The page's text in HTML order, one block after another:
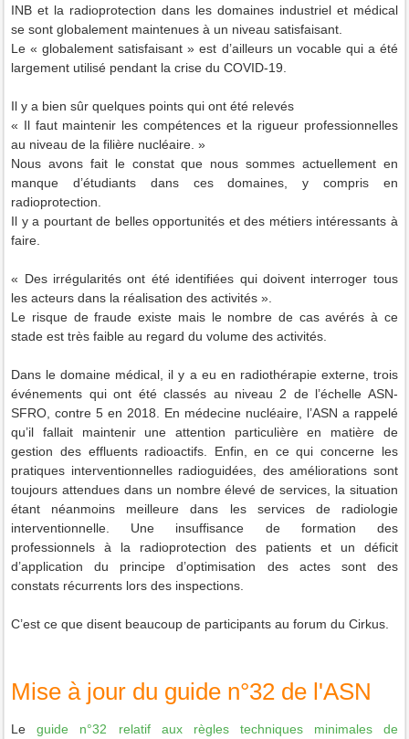
INB et la radioprotection dans les domaines industriel et médical
se sont globalement maintenues à un niveau satisfaisant.
Le « globalement satisfaisant » est d’ailleurs un vocable qui a été
largement utilisé pendant la crise du COVID-19.
Il y a bien sûr quelques points qui ont été relevés
« Il faut maintenir les compétences et la rigueur professionnelles
au niveau de la filière nucléaire. »
Nous avons fait le constat que nous sommes actuellement en
manque d’étudiants dans ces domaines, y compris en
radioprotection.
Il y a pourtant de belles opportunités et des métiers intéressants à
faire.
« Des irrégularités ont été identifiées qui doivent interroger tous
les acteurs dans la réalisation des activités ».
Le risque de fraude existe mais le nombre de cas avérés à ce
stade est très faible au regard du volume des activités.
Dans le domaine médical, il y a eu en radiothérapie externe, trois
événements qui ont été classés au niveau 2 de l’échelle ASN-
SFRO, contre 5 en 2018. En médecine nucléaire, l’ASN a rappelé
qu’il fallait maintenir une attention particulière en matière de
gestion des effluents radioactifs. Enfin, en ce qui concerne les
pratiques interventionnelles radioguidées, des améliorations sont
toujours attendues dans un nombre élevé de services, la situation
étant néanmoins meilleure dans les services de radiologie
interventionnelle. Une insuffisance de formation des
professionnels à la radioprotection des patients et un déficit
d’application du principe d’optimisation des actes sont des
constats récurrents lors des inspections.
C’est ce que disent beaucoup de participants au forum du Cirkus.
Mise à jour du guide n°32 de l'ASN
Leguide n°32
relatif aux règles techniques minimales de